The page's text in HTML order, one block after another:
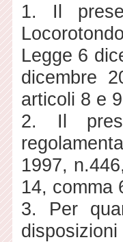
1. Il
Legge 6
dicembre
articoli 8 e
2. Il
1997,
14, comma
3. Per